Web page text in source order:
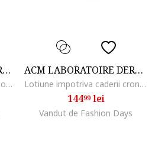
ACM LABORATOIRE DERMATOLOGIQUE
Gel ACM Depiwhite pentru conturul ochilor, 15 ml
ACM LABORATOIRE DERMATOLOGIQUE
Lotiune impotriva caderii cronice a parului, Acm Novophane Chronic, 100 ml
14499lei
Vandut de Fashion Days